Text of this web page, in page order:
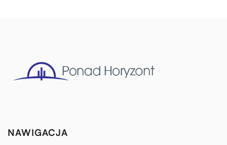
NAWIGACJA